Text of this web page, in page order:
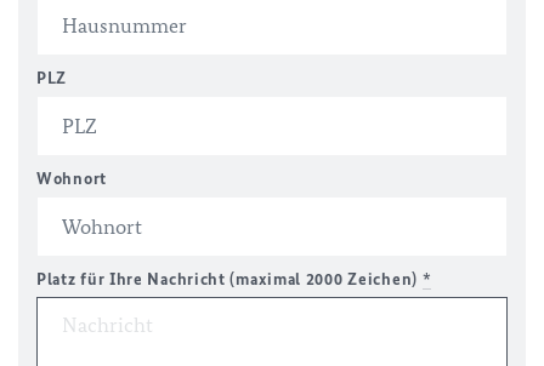
PLZ
Wohnort
Platz für Ihre Nachricht (maximal 2000 Zeichen) *